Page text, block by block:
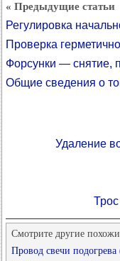
« Предыдущие статьи
Регулировка
Проверка
Форсунки — снятие,
Общие сведения о
Удаление
Смотрите другие
Провод свечи подогрева